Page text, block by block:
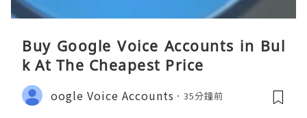
Buy Google Voice Accounts in Bul
k At The Cheapest Price
oogle Voice Accounts 35分鐘前